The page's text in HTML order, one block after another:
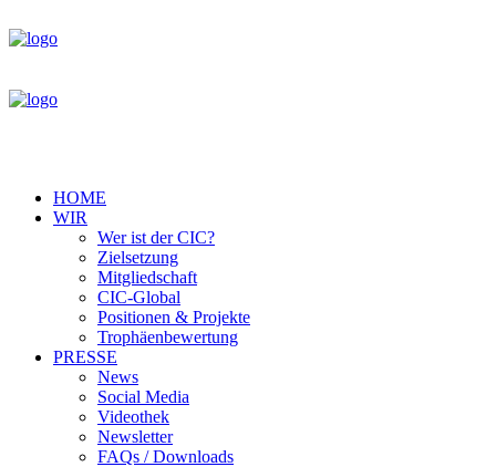
HOME
WIR
Wer ist der CIC?
Zielsetzung
Mitgliedschaft
CIC-Global
Positionen & Projekte
Trophäenbewertung
PRESSE
News
Social Media
Videothek
Newsletter
FAQs / Downloads